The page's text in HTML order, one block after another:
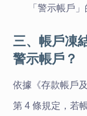
「警示帳戶
三、帳戶凍
警示帳戶？
依據《存款帳戶
第 4 條規定，若